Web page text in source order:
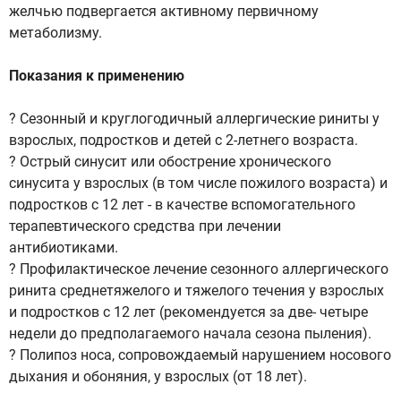
желчью подвергается активному первичному
метаболизму.
Показания к применению
? Сезонный и круглогодичный аллергические риниты у
взрослых, подростков и детей с 2-летнего возраста.
? Острый синусит или обострение хронического
синусита у взрослых (в том числе пожилого возраста) и
подростков с 12 лет - в качестве вспомогательного
терапевтического средства при лечении
антибиотиками.
? Профилактическое лечение сезонного аллергического
ринита среднетяжелого и тяжелого течения у взрослых
и подростков с 12 лет (рекомендуется за две- четыре
недели до предполагаемого начала сезона пыления).
? Полипоз носа, сопровождаемый нарушением носового
дыхания и обоняния, у взрослых (от 18 лет).